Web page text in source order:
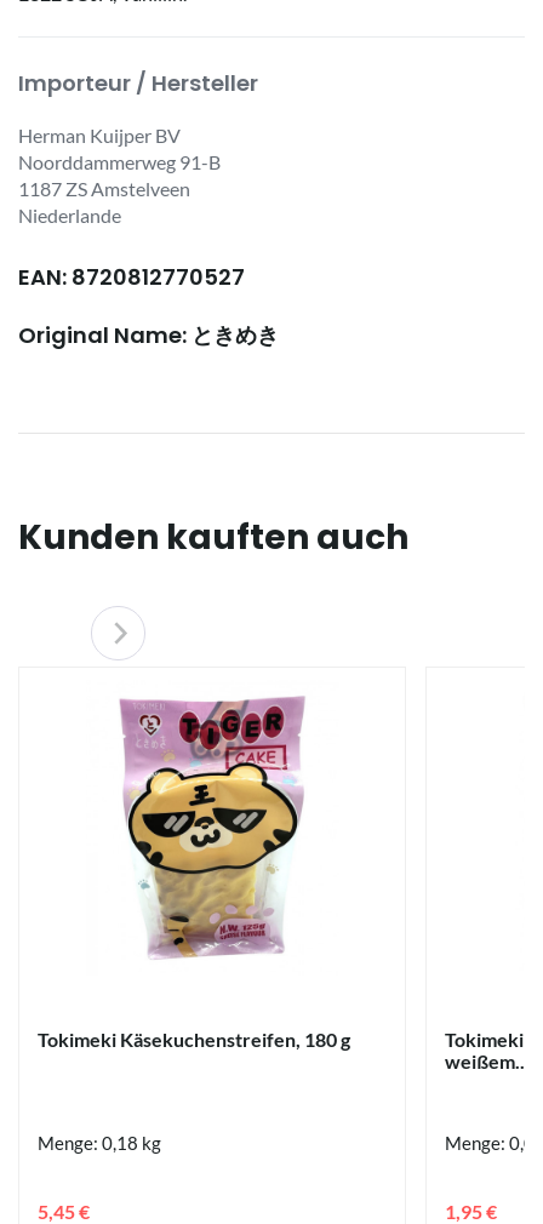
Importeur / Hersteller
Herman Kuijper BV
Noorddammerweg 91-B
1187 ZS Amstelveen
Niederlande
EAN: 8720812770527
Original Name: ときめき
Kunden kauften auch
Tokimeki Käsekuchenstreifen, 180 g
Menge: 0,18 kg
5,45 €
Tokimeki
weißem...
Menge:
1,95 €